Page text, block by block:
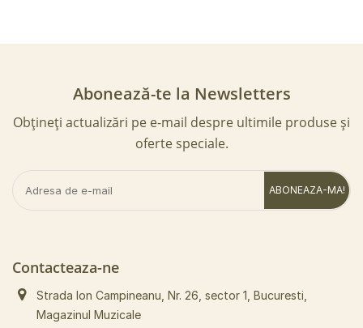
Abonează-te la Newsletters
Obțineți actualizări pe e-mail despre ultimile produse și
oferte speciale.
ABONEAZA-MA!
Contacteaza-ne
Strada Ion Campineanu, Nr. 26, sector 1, Bucuresti,
Magazinul Muzicale